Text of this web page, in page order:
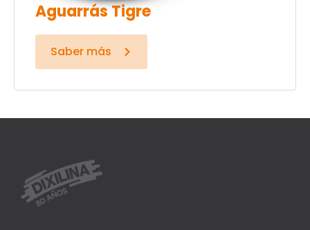
Aguarrás Tigre
Saber más